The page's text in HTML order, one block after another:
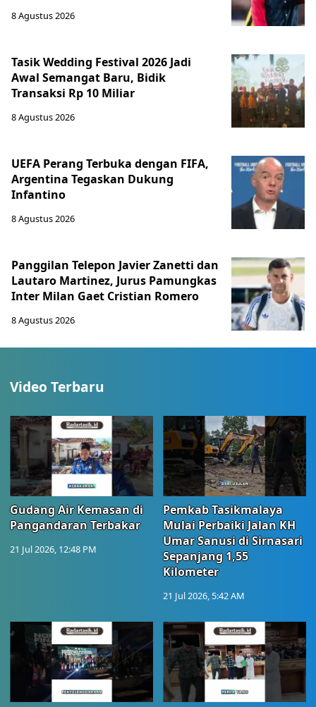
8 Agustus 2026
Tasik Wedding Festival 2026 Jadi
Awal Semangat Baru, Bidik
Transaksi Rp 10 Miliar
8 Agustus 2026
UEFA Perang Terbuka dengan FIFA,
Argentina Tegaskan Dukung
Infantino
8 Agustus 2026
Panggilan Telepon Javier Zanetti dan
Lautaro Martinez, Jurus Pamungkas
Inter Milan Gaet Cristian Romero
8 Agustus 2026
Video Terbaru
Gudang Air Kemasan di
Pangandaran Terbakar
21 Jul 2026, 12:48 PM
Pemkab Tasikmalaya
Mulai Perbaiki Jalan KH
Umar Sanusi di Sirnasari
Sepanjang 1,55
Kilometer
21 Jul 2026, 5:42 AM